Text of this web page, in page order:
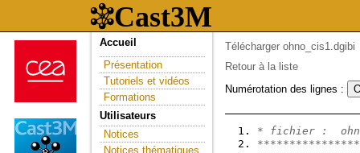
Accueil
Présentation
Tutoriels et vidéos
Formations
Utilisateurs
Notices
Notices thématiques
Télécharger ohno_cis1.dgibi
Retour à la liste
Numérotation des lignes :
* fichier :